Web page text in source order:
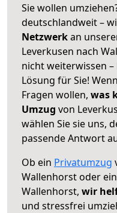
Sie wollen
deutschlandweit –
Netzwerkan
Leverkusen nach
nicht weiterwissen
Lösung für Sie!
Fragen wollen, was
Umzug von
wählen Sie sie uns,
passende Antwort
Ob ein Privatumzug
Wallenhorst oder
Wallenhorst, wir
und stressfrei